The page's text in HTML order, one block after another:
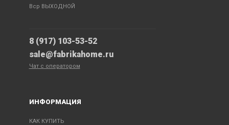
Вср ВЫХОДНОЙ
8 (917) 103-53-52
sale@fabrikahome.ru
Чат с оператором
ИНФОРМАЦИЯ
КАК КУПИТЬ